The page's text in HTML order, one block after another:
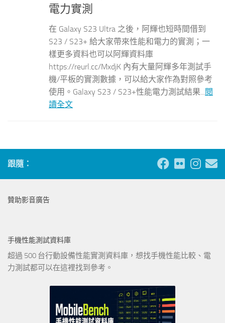
電力實測
在 Galaxy S23 Ultra 之後，阿輝也短時間借到
S23 / S23+ 給大家帶來性能和電力的實測；一
樣更多資料也可以阿輝資料庫
https://reurl.cc/MxdjK 內有大量阿輝多年測試手
機/平板的實測數據，可以給大家作為對照參考
使用。Galaxy S23 / S23+性能電力測試結果...閱
讀全文
跟隨：
贊助影音廣告
手機性能測試資料庫
超過 500 台行動設備性能實測資料庫，想找手機性能比較、電
力測試都可以在這裡找到參考。